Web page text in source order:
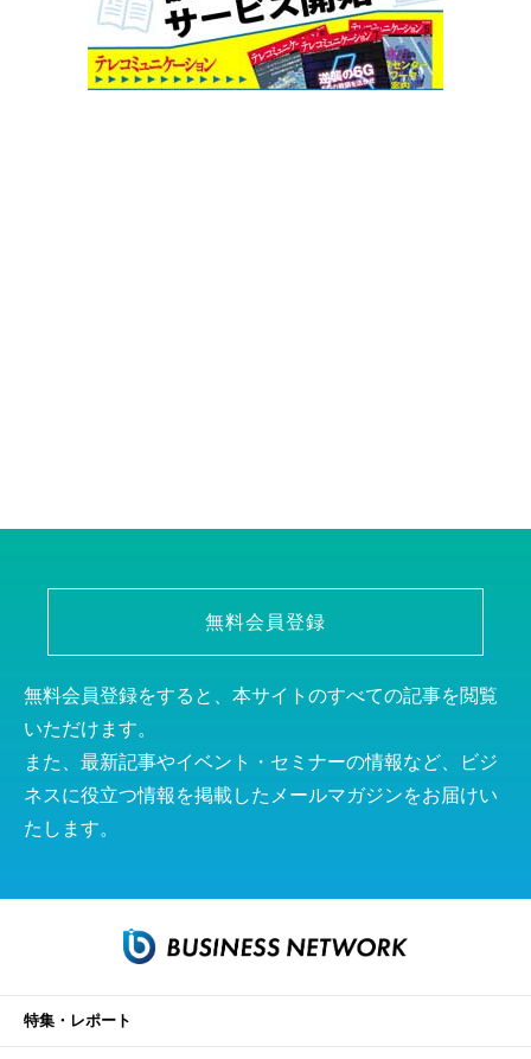
無料会員登録
無料会員登録をすると、本サイトのすべての記事を閲覧
いただけます。
また、最新記事やイベント・セミナーの情報など、ビジ
ネスに役立つ情報を掲載したメールマガジンをお届けい
たします。
特集・レポート